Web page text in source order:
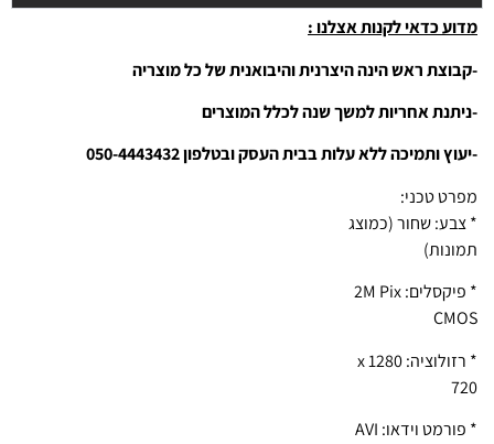
מדוע כדאי לקנות אצלנו :
-קבוצת ראש הינה היצרנית והיבואנית של כל מוצריה
-ניתנת אחריות למשך שנה לכלל המוצרים
-יעוץ ותמיכה ללא עלות בבית העסק ובטלפון 050-4443432
מפרט טכני:
* צבע: שחור (כמוצג
תמונות)
* פיקסלים: 2M Pix
CMOS
* רזולוציה: 1280 x
720
* פורמט וידאו: AVI